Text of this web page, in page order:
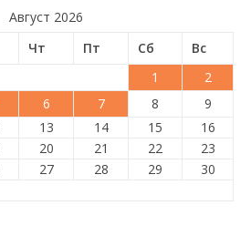
Август 2026
Чт Пт Сб
Вс
1
2
6 7 8
9
13 14 15
16
20 21 22
23
27 28 29
30